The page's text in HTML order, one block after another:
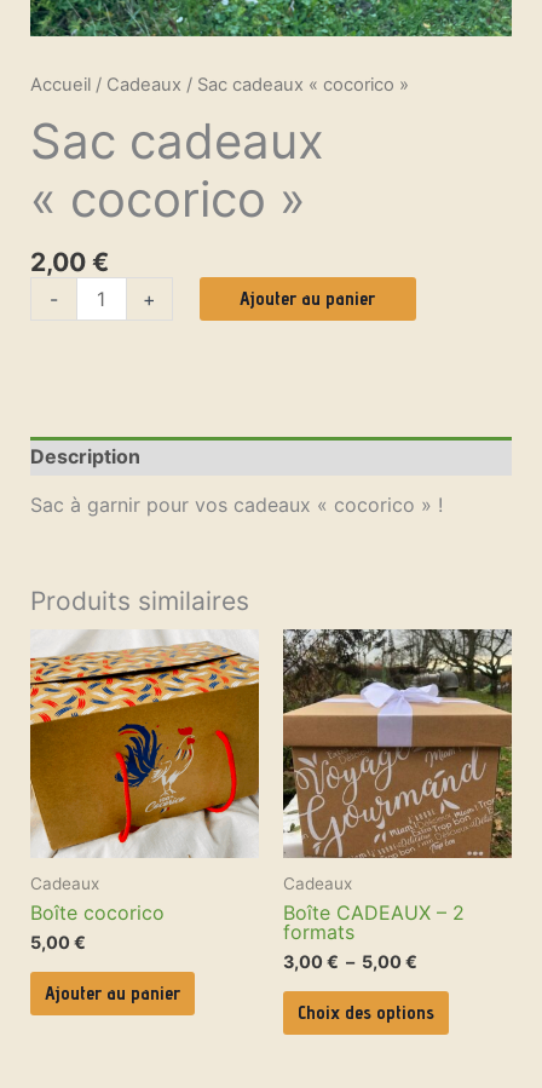
Accueil/ Cadeaux / Sac cadeaux « cocorico »
Sac cadeaux
« cocorico »
2,00 €
- + Ajouter au panier
Description
Sac à garnir pour vos cadeaux « cocorico » !
Produits similaires
Cadeaux
Boîte cocorico
5,00 €
Ajouter au panier
Cadeaux
Boîte CADEAUX – 2
formats
3,00 € – 5,00 €
Plage
de
prix :
3,00 €
5,00 €
Choix des options
Ce
produit
a
plusieurs
variations.
options
peuvent
être
choisies
sur
la
produit